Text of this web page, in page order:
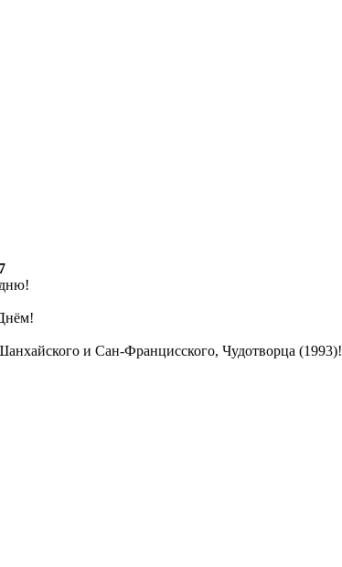
и Сан-Францисского, Чудотворца (1993)!